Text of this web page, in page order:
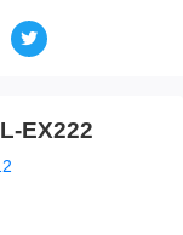
EX222